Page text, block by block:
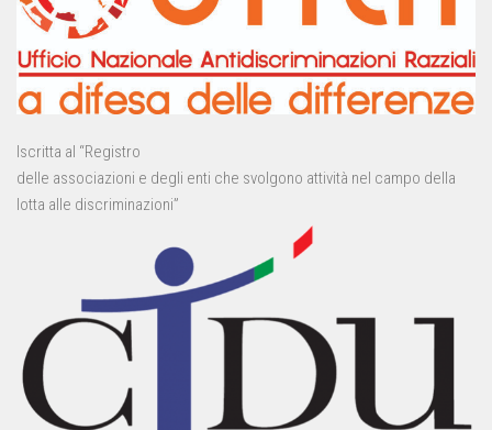
Iscritta al “Registro
delle associazioni e degli enti che svolgono attività nel campo della
lotta alle discriminazioni”